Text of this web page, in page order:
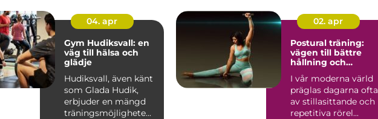
04. apr
Gym Hudiksvall: en
väg till hälsa och
glädje
Hudiksvall, även känt
som Glada Hudik,
erbjuder en mängd
träningsmöjlighete...
02. apr
Postural träning:
vägen till bättre
hållning och
I vår moderna värld
präglas dagarna ofta
av stillasittande och
repetitiva rörel...